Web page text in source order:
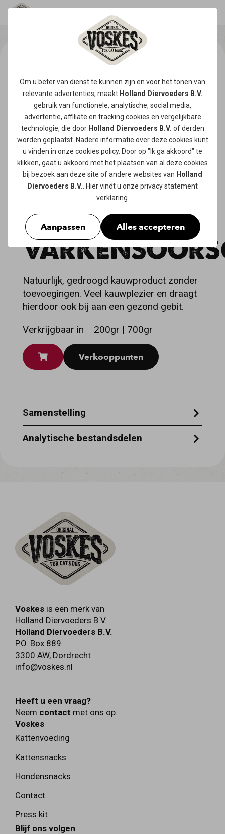
Om u beter van dienst te kunnen zijn en voor het tonen van
relevante advertenties, maakt Holland Diervoeders B.V.
gebruik van functionele, analytische, social media,
advertentie, affiliate en tracking cookies en vergelijkbare
technologie, die door Holland Diervoeders B.V. of derden
worden geplaatst. Nadere informatie over deze cookies kunt
u vinden in onze cookies policy. Door op "Ik ga akkoord" te
klikken, gaat u akkoord met het plaatsen van al deze cookies
bij bezoek aan deze site of andere websites van Holland
Diervoeders B.V. . Hier vindt u onze privacy statement
verklaring.
Aanpassen Alles accepteren
Natuurlijk, gedroogd kauwproduct zonder
toevoegingen. Veel kauwplezier en draagt
hierdoor ook bij aan een gezond gebit.
Verkrijgbaar in
200gr | 700gr
Verkooppunten
Samenstelling
100% varken
Analytische bestandsdelen
vet 15,3% - ruwe as 2,0% -
Voskes is een merk van
Holland Diervoeders B.V.
Holland Diervoeders B.V.
P.O. Box 889
3300 AW, Dordrecht
info@voskes.nl
Heeft u een vraag?
Neem contact met ons op.
Voskes
Kattenvoeding
Kattensnacks
Hondensnacks
Contact
Press kit
Blijf ons volgen